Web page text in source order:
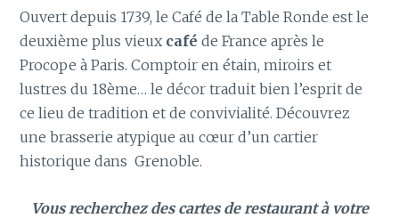
Ouvert depuis 1739, le Café de la Table Ronde est le
deuxième plus vieux caféde France après le
Procope à Paris. Comptoir en étain, miroirs et
lustres du 18ème… le décor traduit bien l’esprit de
ce lieu de tradition et de convivialité. Découvrez
une brasserie atypique au cœur d’un cartier
historique dans Grenoble.
Vous recherchez des cartes de restaurant à votre